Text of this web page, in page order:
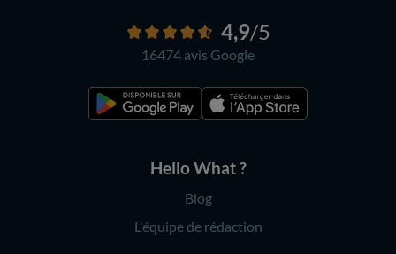
4,9/5
16474 avis Google
Hello What ?
Blog
L'équipe de rédaction